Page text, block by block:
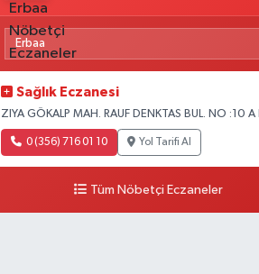
Sağlık Eczanesi
ZIYA GÖKALP MAH. RAUF DENKTAS BUL. NO :10 A
0 (356) 716 01 10 Yol Tarifi Al
Tüm Nöbetçi Eczaneler